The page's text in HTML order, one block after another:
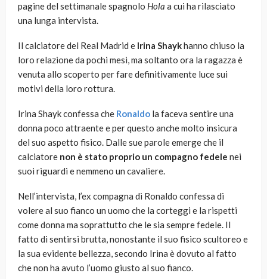
pagine del settimanale spagnolo Hola a cui ha rilasciato
una lunga intervista.
Il calciatore del Real Madrid e Irina Shaykhanno chiuso la
loro relazione da pochi mesi, ma soltanto ora la ragazza è
venuta allo scoperto per fare definitivamente luce sui
motivi della loro rottura.
Irina Shayk confessa che Ronaldo la faceva sentire una
donna poco attraente e per questo anche molto insicura
del suo aspetto fisico. Dalle sue parole emerge che il
calciatore non è stato proprio un compagno fedele nei
suoi riguardi e nemmeno un cavaliere.
Nell’intervista, l’ex compagna di Ronaldo confessa di
volere al suo fianco un uomo che la corteggi e la rispetti
come donna ma soprattutto che le sia sempre fedele. Il
fatto di sentirsi brutta, nonostante il suo fisico scultoreo e
la sua evidente bellezza, secondo Irina è dovuto al fatto
che non ha avuto l’uomo giusto al suo fianco.